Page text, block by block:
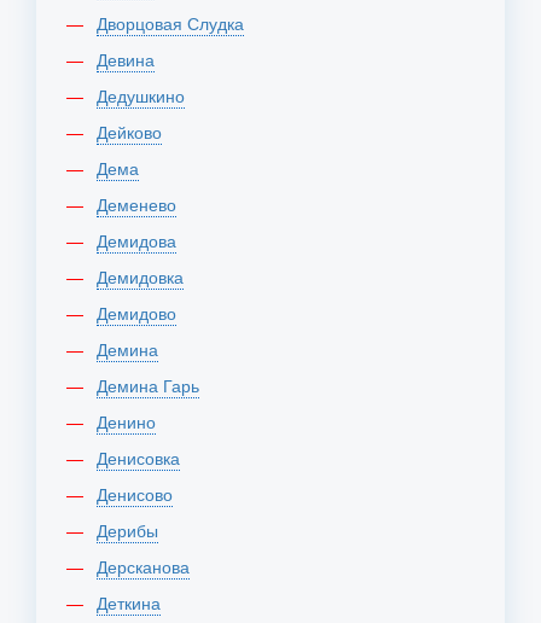
Дворцовая Слудка
Девина
Дедушкино
Дейково
Дема
Деменево
Демидова
Демидовка
Демидово
Демина
Демина Гарь
Денино
Денисовка
Денисово
Дерибы
Дерсканова
Деткина